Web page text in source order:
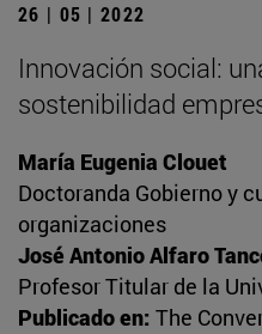
26 | 05 | 2022
Innovación social:
sostenibilidad
María Eugenia Clouet
Doctoranda Gobierno y
organizaciones
José Antonio Alfaro
Profesor Titular de la
Publicado en: The